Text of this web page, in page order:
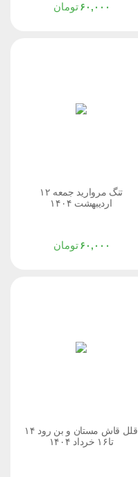
تومان ۶۰,۰۰۰
تنگ مروارید جمعه ۱۲
اردیبهشت ۱۴۰۴
تومان ۶۰,۰۰۰
قلل قاش مستان و بن رود ۱۴